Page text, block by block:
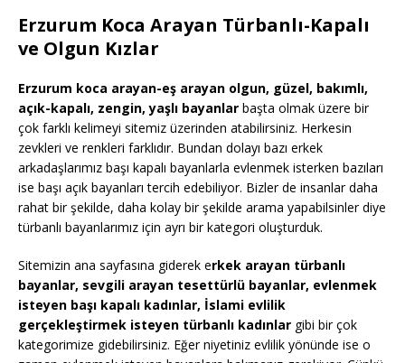
Erzurum Koca Arayan Türbanlı-Kapalı
ve Olgun Kızlar
Erzurum koca arayan-eş arayan olgun, güzel, bakımlı,
açık-kapalı, zengin, yaşlı bayanlar başta olmak üzere bir
çok farklı kelimeyi sitemiz üzerinden atabilirsiniz. Herkesin
zevkleri ve renkleri farklıdır. Bundan dolayı bazı erkek
arkadaşlarımız başı kapalı bayanlarla evlenmek isterken bazıları
ise başı açık bayanları tercih edebiliyor. Bizler de insanlar daha
rahat bir şekilde, daha kolay bir şekilde arama yapabilsinler diye
türbanlı bayanlarımız için ayrı bir kategori oluşturduk.
Sitemizin ana sayfasına giderek erkek arayan türbanlı
bayanlar, sevgili arayan tesettürlü bayanlar, evlenmek
isteyen başı kapalı kadınlar, İslami evlilik
gerçekleştirmek isteyen türbanlı kadınlar gibi bir çok
kategorimize gidebilirsiniz. Eğer niyetiniz evlilik yönünde ise o